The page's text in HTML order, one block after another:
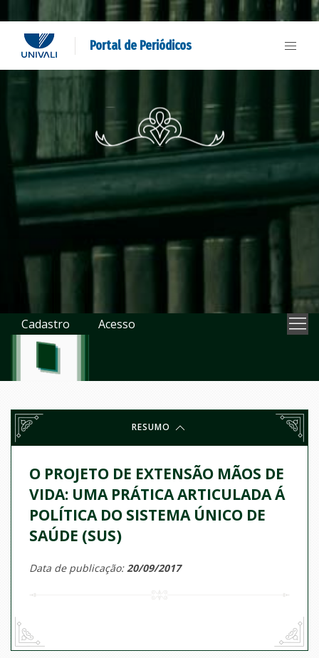
Portal de Periódicos
Cadastro Acesso
RESUMO
O PROJETO DE EXTENSÃO MÃOS DE
VIDA: UMA PRÁTICA ARTICULADA Á
POLÍTICA DO SISTEMA ÚNICO DE
SAÚDE (SUS)
Data de publicação:20/09/2017